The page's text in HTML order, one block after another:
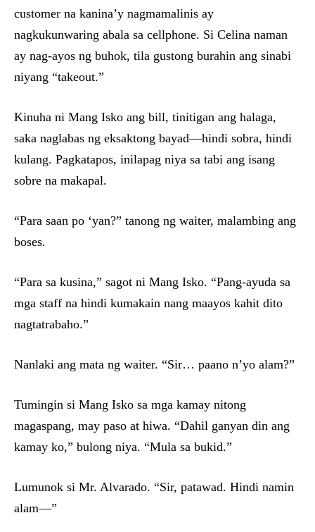
customer na kanina’y nagmamalinis ay
nagkukunwaring abala sa cellphone. Si Celina naman
ay nag-ayos ng buhok, tila gustong burahin ang sinabi
niyang “takeout.”
Kinuha ni Mang Isko ang bill, tinitigan ang halaga,
saka naglabas ng eksaktong bayad—hindi sobra, hindi
kulang. Pagkatapos, inilapag niya sa tabi ang isang
sobre na makapal.
“Para saan po ‘yan?” tanong ng waiter, malambing ang
boses.
“Para sa kusina,” sagot ni Mang Isko. “Pang-ayuda sa
mga staff na hindi kumakain nang maayos kahit dito
nagtatrabaho.”
Nanlaki ang mata ng waiter. “Sir… paano n’yo alam?”
Tumingin si Mang Isko sa mga kamay nitong
magaspang, may paso at hiwa. “Dahil ganyan din ang
kamay ko,” bulong niya. “Mula sa bukid.”
Lumunok si Mr. Alvarado. “Sir, patawad. Hindi namin
alam—”